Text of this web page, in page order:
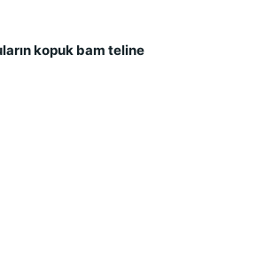
kopuk bam teline